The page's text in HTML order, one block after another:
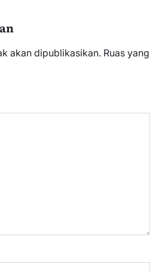
akan dipublikasikan. Ruas yang